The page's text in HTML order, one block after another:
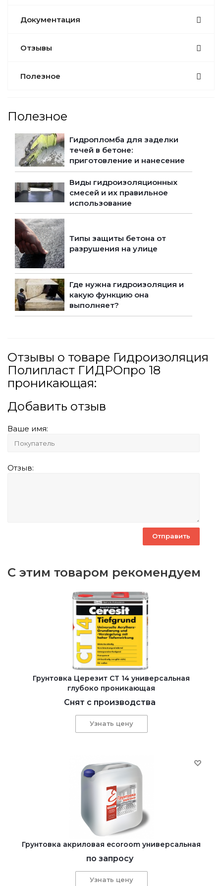
Документация
Отзывы
Полезное
Полезное
Гидропломба для заделки
течей в бетоне:
приготовление и нанесение
Виды гидроизоляционных
смесей и их правильное
использование
Типы защиты бетона от
разрушения на улице
Где нужна гидроизоляция и
какую функцию она
выполняет?
Отзывы о товаре Гидроизоляция
Полипласт ГИДРОпро 18
проникающая:
Добавить отзыв
Ваше имя:
Отзыв:
С этим товаром рекомендуем
Грунтовка Церезит CT 14 универсальная
глубоко проникающая
Снят с производства
Узнать цену
Грунтовка акриловая ecoroom универсальная
по запросу
Узнать цену